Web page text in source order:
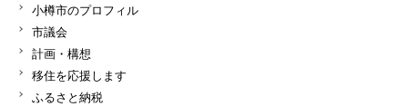
小樽市のプロフィル
市議会
計画・構想
移住を応援します
ふるさと納税